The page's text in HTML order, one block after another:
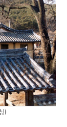
)